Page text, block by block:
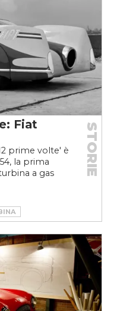
Fiat
prime volte' è
la prima
a gas
STORIE